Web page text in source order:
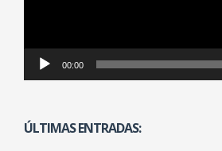
00:00
ÚLTIMAS ENTRADAS: